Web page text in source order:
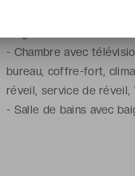
- Chambre avec
bureau, coffre-fort,
réveil, service de réveil,
- Salle de bains avec